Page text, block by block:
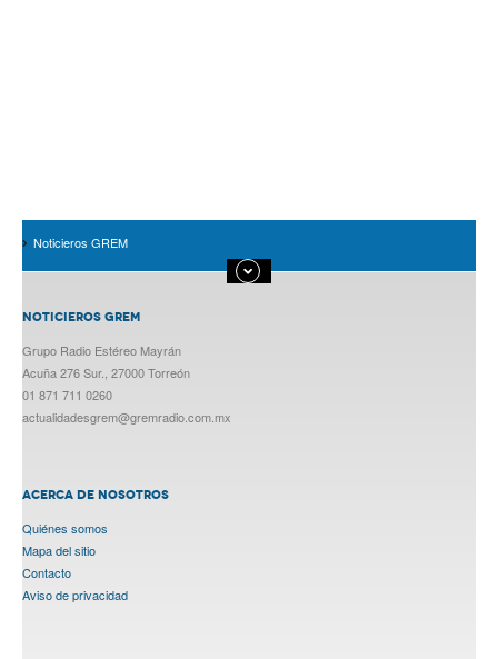
Noticieros GREM
NOTICIEROS GREM
Grupo Radio Estéreo Mayrán
Acuña 276 Sur., 27000 Torreón
01 871 711 0260
actualidadesgrem@gremradio.com.mx
ACERCA DE NOSOTROS
Quiénes somos
Mapa del sitio
Contacto
Aviso de privacidad